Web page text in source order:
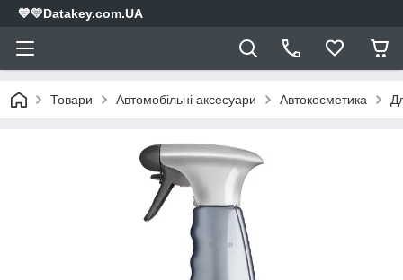
💙💛Datakey.com.UA
Товари Автомобільні аксесуари Автокосметика